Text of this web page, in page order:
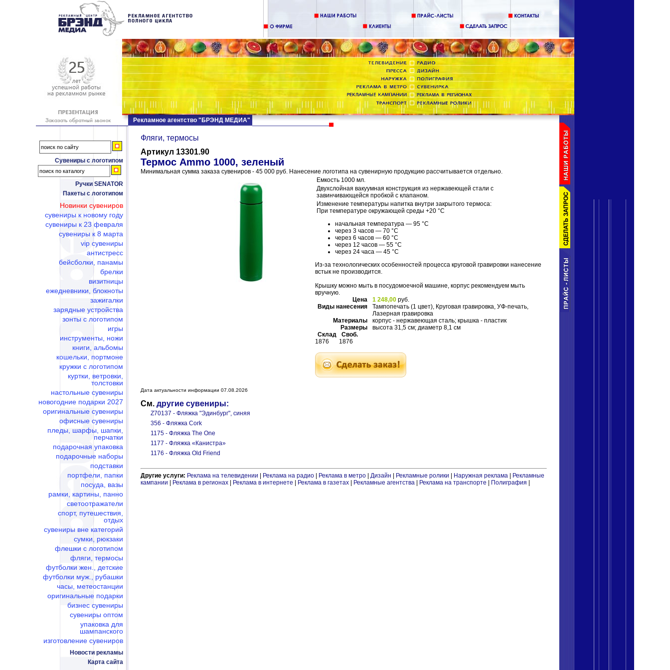
Сувениры с логотипом
Ручки SENATOR
Пакеты с логотипом
Новинки сувениров
сувениры к новому году
сувениры к 23 февраля
сувениры к 8 марта
vip сувениры
антистресс
бейсболки, панамы
брелки
визитницы
ежедневники, блокноты
зажигалки
зарядные устройства
зонты с логотипом
игры
инструменты, ножи
книги, альбомы
кошельки, портмоне
кружки с логотипом
куртки, ветровки,
толстовки
настольные сувениры
новогодние подарки 2027
оригинальные сувениры
офисные сувениры
пледы, шарфы, шапки,
перчатки
подарочная упаковка
подарочные наборы
подставки
портфели, папки
посуда, вазы
рамки, картины, панно
светоотражатели
спорт, путешествия,
отдых
сувениры вне категорий
сумки, рюкзаки
флешки c логотипом
фляги, термосы
футболки жен., детские
футболки муж., рубашки
часы, метеостанции
оригинальные подарки
бизнес сувениры
сувениры оптом
упаковка для
шампанского
изготовление сувениров
Новости рекламы
Карта сайта
Рекламное агентство "БРЭНД МЕДИА"
Фляги, термосы
Артикул 13301.90
Термос Ammo 1000, зеленый
Минимальная сумма заказа сувениров - 45 000 руб. Нанесение логотипа на сувенирную продукцию рассчитывается отдельно.
Емкость 1000 мл.
Двухслойная вакуумная конструкция из нержавеющей стали с
завинчивающейся пробкой с клапаном.
Изменение температуры напитка внутри закрытого термоса:
При температуре окружающей среды +20 °С
начальная температура — 95 °С
через 3 часов — 70 °С
через 6 часов — 60 °С
через 12 часов — 55 °С
через 24 часа — 45 °С
Из-за технологических особенностей процесса круговой гравировки нанесение
встык не производится.
Крышку можно мыть в посудомоечной машине, корпус рекомендуем мыть
вручную.
Цена
1 248,00 руб.
Виды нанесения
Тампопечать (1 цвет), Круговая гравировка, УФ-печать,
Лазерная гравировка
Материалы
корпус - нержавеющая сталь; крышка - пластик
Размеры
высота 31,5 см; диаметр 8,1 см
Склад
Своб.
1876
1876
Дата актуальности информации 07.08.2026
См. другие сувениры:
Z70137 - Фляжка "Эдинбург", синяя
356 - Фляжка Cork
1175 - Фляжка The One
1177 - Фляжка «Канистра»
1176 - Фляжка Old Friend
Другие услуги: Реклама на телевидении Реклама на радио Реклама в метро Дизайн Рекламные ролики Наружная реклама
Рекламные
кампании
Реклама в регионах Реклама в интернете Реклама в газетах Рекламные агентства Реклама на транспорте Полиграфия